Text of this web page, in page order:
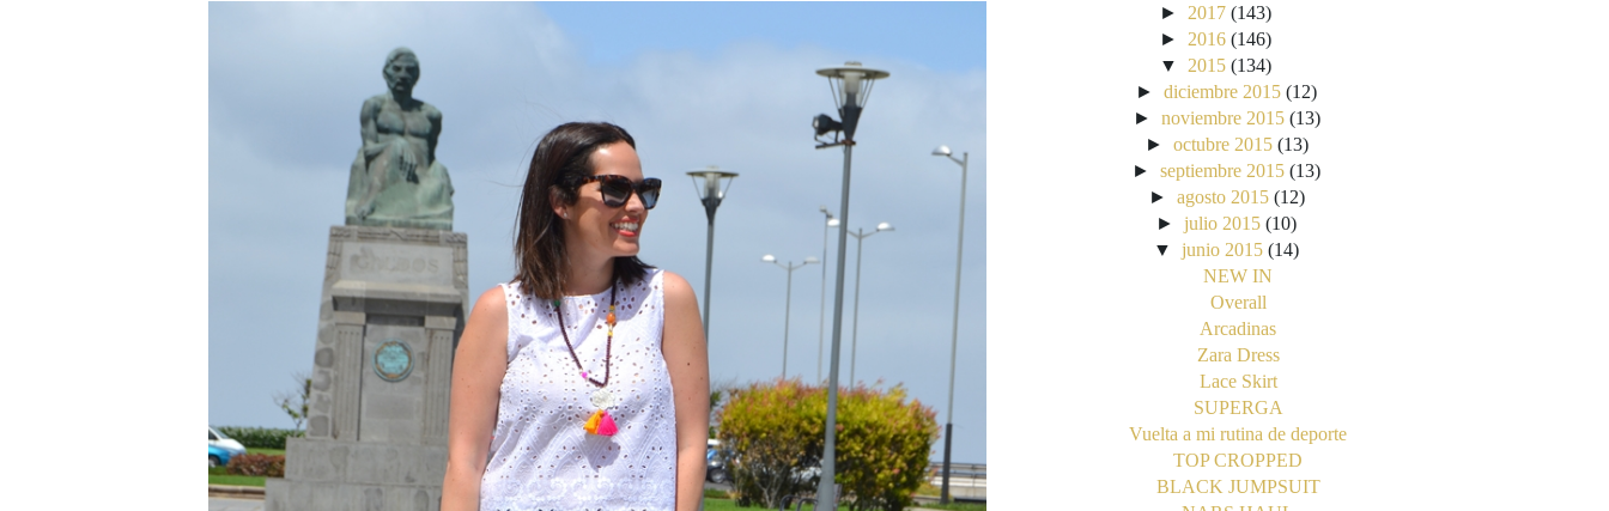
► 2017 (143)
► 2016 (146)
▼ 2015 (134)
►diciembre 2015 (12)
► noviembre 2015 (13)
► octubre 2015 (13)
►septiembre 2015 (13)
► agosto 2015 (12)
►julio 2015 (10)
▼junio 2015 (14)
NEW IN
Overall
Arcadinas
Zara Dress
Lace Skirt
SUPERGA
Vuelta a mi rutina de deporte
TOP CROPPED
BLACK JUMPSUIT